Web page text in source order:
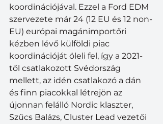
koordinációjával. Ezzel a Ford EDM
szervezete már 24 (12 EU és 12 non-
EU) európai magánimportőri
kézben lévő külföldi piac
koordinációját öleli fel, így a 2021-
től csatlakozott Svédország
mellett, az idén csatlakozó a dán
és finn piacokkal létrejön az
újonnan felálló Nordic klaszter,
Szűcs Balázs, Cluster Lead vezetői